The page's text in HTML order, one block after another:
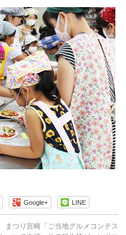
Google+ LINE
まつり宮崎「ご当地グルメコンテス